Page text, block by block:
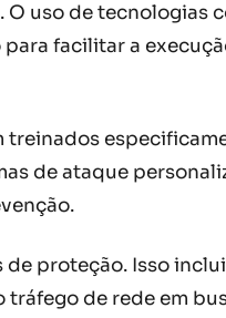
uso de tecnologias
facilitar a
treinados
de ataque
proteção. Isso
de rede em